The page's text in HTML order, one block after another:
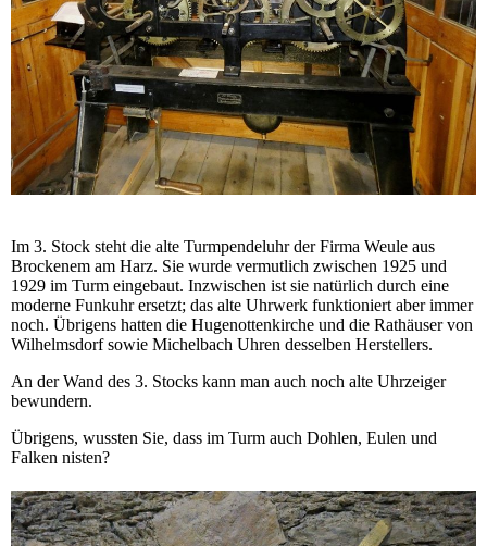
Im 3. Stock steht die alte Turmpendeluhr der Firma Weule aus
Brockenem am Harz. Sie wurde vermutlich zwischen 1925 und
1929 im Turm eingebaut. Inzwischen ist sie natürlich durch eine
moderne Funkuhr ersetzt; das alte Uhrwerk funktioniert aber immer
noch. Übrigens hatten die Hugenottenkirche und die Rathäuser von
Wilhelmsdorf sowie Michelbach Uhren desselben Herstellers.
An der Wand des 3. Stocks kann man auch noch alte Uhrzeiger
bewundern.
Übrigens, wussten Sie, dass im Turm auch Dohlen, Eulen und
Falken nisten?